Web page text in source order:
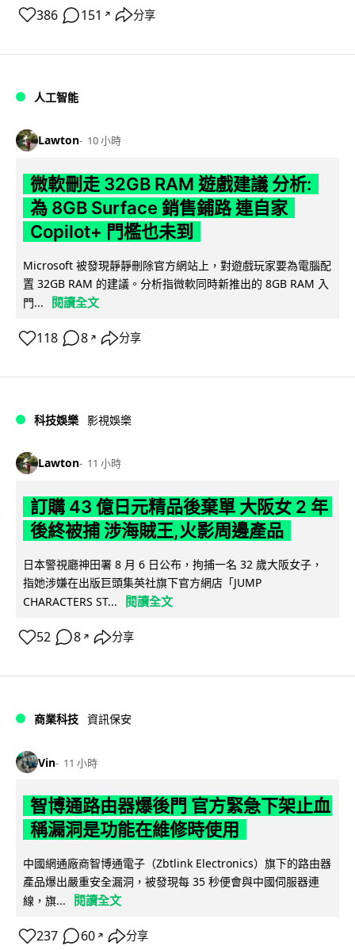
386 151 ↗ 分享
人工智能
Lawton 10 小時
微軟刪走 32GB RAM 遊戲建議 分析:
為 8GB Surface 銷售鋪路 連自家
Copilot+ 門檻也未到
Microsoft 被發現靜靜刪除官方網站上，對遊戲玩家要為電腦配
置 32GB RAM 的建議。分析指微軟同時新推出的 8GB RAM 入
門...
閱讀全文
118 8 ↗ 分享
科技娛樂 影視娛樂
Lawton 11 小時
訂購 43 億日元精品後棄單 大阪女 2 年
後終被捕 涉海賊王,火影周邊產品
日本警視廳神田署 8 月 6 日公布，拘捕一名 32 歲大阪女子，
指她涉嫌在出版巨頭集英社旗下官方網店「JUMP
CHARACTERS ST...
閱讀全文
52 8 ↗ 分享
商業科技 資訊保安
Vin 11 小時
智博通路由器爆後門 官方緊急下架止血
稱漏洞是功能在維修時使用
中國網通廠商智博通電子（Zbtlink Electronics）旗下的路由器
產品爆出嚴重安全漏洞，被發現每 35 秒便會與中國伺服器連
線，旗...
閱讀全文
237 60 ↗ 分享